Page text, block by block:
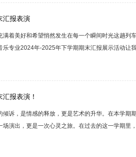
汇报表演
满着美好和希望悄然发生在每一个瞬间时光这趟列
乐专业2024年-2025年下学期期末汇报展示活动让
报表演！
倾诉，是情感的释放，更是艺术的升华。在本学期
场演出，更是一次心灵之旅。在过去的这一学期里